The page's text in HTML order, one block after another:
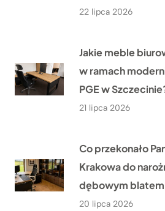
22 lipca 2026
Jakie meble
w ramach
PGE w
21 lipca 2026
Co przekonało
Krakowa do
dębowym
20 lipca 2026